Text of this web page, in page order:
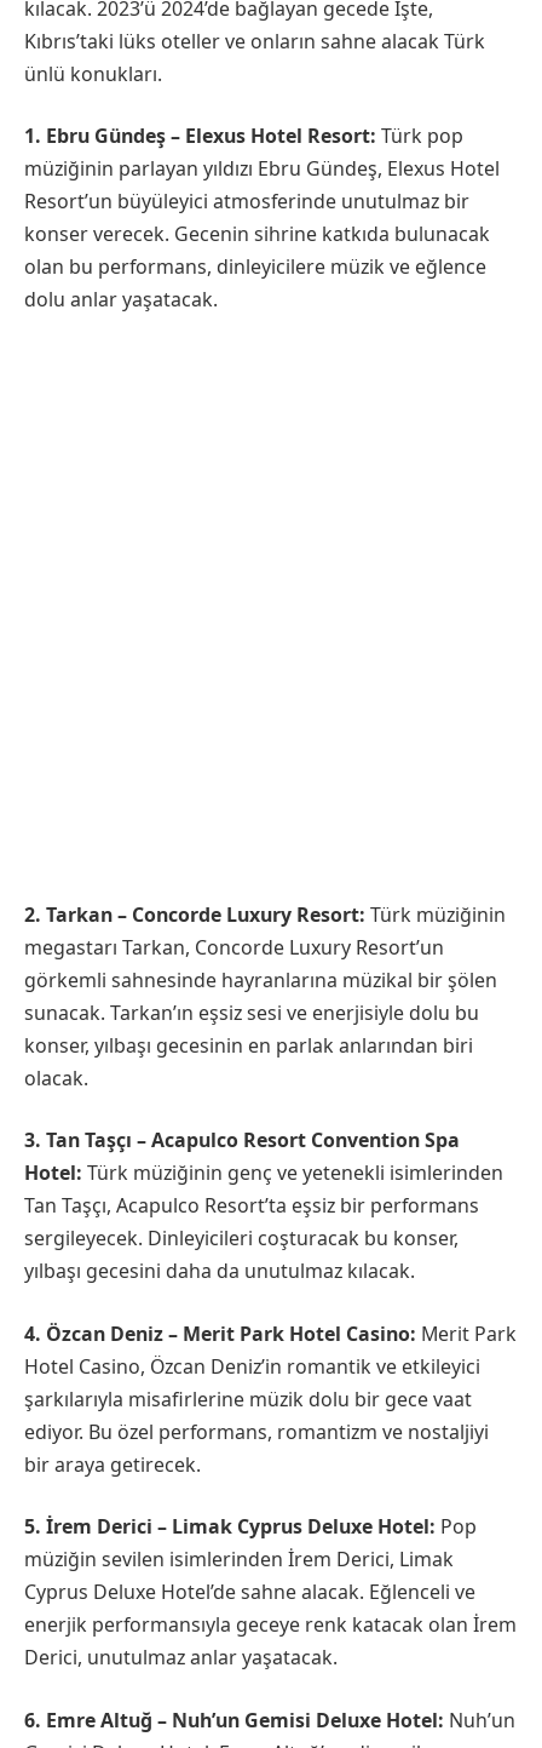
kılacak. 2023’ü 2024’de bağlayan gecede İşte,
Kıbrıs’taki lüks oteller ve onların sahne alacak Türk
ünlü konukları.
1. Ebru Gündeş – Elexus Hotel Resort: Türk pop
müziğinin parlayan yıldızı Ebru Gündeş, Elexus Hotel
Resort’un büyüleyici atmosferinde unutulmaz bir
konser verecek. Gecenin sihrine katkıda bulunacak
olan bu performans, dinleyicilere müzik ve eğlence
dolu anlar yaşatacak.
2. Tarkan – Concorde Luxury Resort: Türk müziğinin
megastarı Tarkan, Concorde Luxury Resort’un
görkemli sahnesinde hayranlarına müzikal bir şölen
sunacak. Tarkan’ın eşsiz sesi ve enerjisiyle dolu bu
konser, yılbaşı gecesinin en parlak anlarından biri
olacak.
3. Tan Taşçı – Acapulco Resort Convention Spa
Hotel: Türk müziğinin genç ve yetenekli isimlerinden
Tan Taşçı, Acapulco Resort’ta eşsiz bir performans
sergileyecek. Dinleyicileri coşturacak bu konser,
yılbaşı gecesini daha da unutulmaz kılacak.
4. Özcan Deniz – Merit Park Hotel Casino: Merit Park
Hotel Casino, Özcan Deniz’in romantik ve etkileyici
şarkılarıyla misafirlerine müzik dolu bir gece vaat
ediyor. Bu özel performans, romantizm ve nostaljiyi
bir araya getirecek.
5. İrem Derici – Limak Cyprus Deluxe Hotel: Pop
müziğin sevilen isimlerinden İrem Derici, Limak
Cyprus Deluxe Hotel’de sahne alacak. Eğlenceli ve
enerjik performansıyla geceye renk katacak olan İrem
Derici, unutulmaz anlar yaşatacak.
6. Emre Altuğ – Nuh’un Gemisi Deluxe Hotel: Nuh’un